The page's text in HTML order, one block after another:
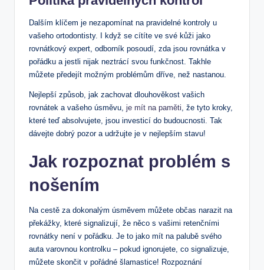
Dalším klíčem je nezapomínat na pravidelné kontroly u
vašeho ortodontisty. I když se cítíte ve své kůži jako
rovnátkový expert, odborník posoudí, zda jsou rovnátka v
pořádku a jestli nijak neztrácí svou funkčnost. Takhle
můžete předejít možným problémům dříve, než nastanou.
Nejlepší způsob, jak zachovat dlouhověkost vašich
rovnátek a vašeho úsměvu, je mít na paměti, že tyto kroky,
které teď absolvujete, jsou investicí do budoucnosti. Tak
dávejte dobrý pozor a udržujte je v nejlepším stavu!
Jak rozpoznat problém s
nošením
Na cestě za dokonalým úsměvem můžete občas narazit na
překážky, které signalizují, že něco s vašimi retenčními
rovnátky není v pořádku. Je to jako mít na palubě svého
auta varovnou kontrolku – pokud ignorujete, co signalizuje,
můžete skončit v pořádné šlamastice! Rozpoznání